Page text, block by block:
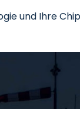
und Ihre